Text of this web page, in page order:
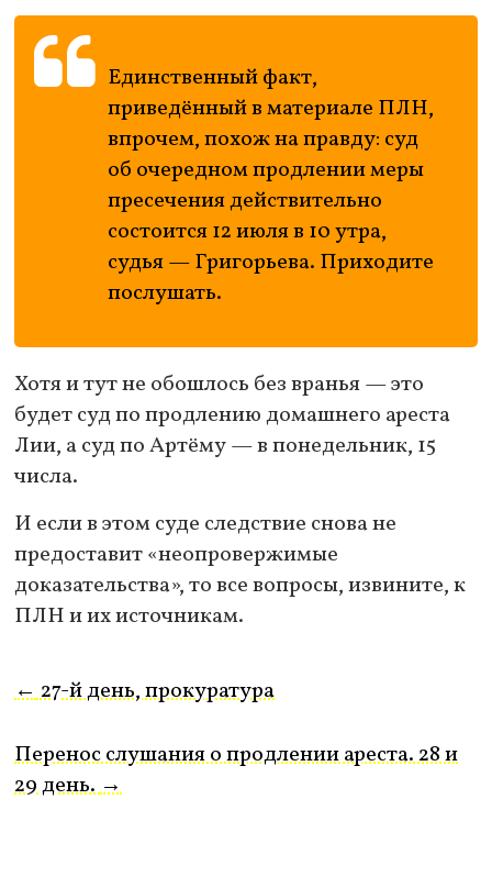
Единственный факт,
приведённый в материале ПЛН,
впрочем, похож на правду: суд
об очередном продлении меры
пресечения действительно
состоится 12 июля в 10 утра,
судья — Григорьева. Приходите
послушать.
Хотя и тут не обошлось без вранья — это
будет суд по продлению домашнего ареста
Лии, а суд по Артёму — в понедельник, 15
числа.
И если в этом суде следствие снова не
предоставит «неопровержимые
доказательства», то все вопросы, извините, к
ПЛН и их источникам.
←27-й день, прокуратура
Перенос слушания о продлении ареста. 28 и
29 день.→